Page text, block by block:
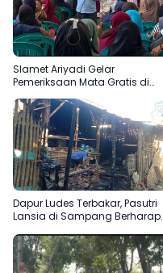
Slamet Ariyadi Gelar
Pemeriksaan Mata Gratis di
Menjadikan Madura Basis PAN
Dapur Ludes Terbakar, Pasutri
Lansia di Sampang Berharap